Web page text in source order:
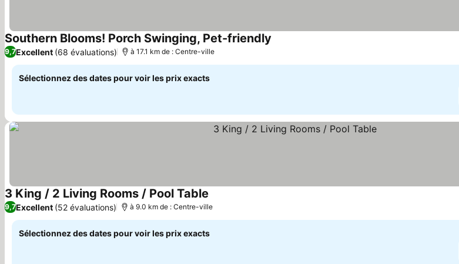
Southern Blooms! Porch Swinging, Pet-friendly
9,7Excellent (68 évaluations) à 17.1 km de : Centre-ville
Sélectionnez des dates pour voir les prix exacts
3 King / 2 Living Rooms / Pool Table
9,7Excellent (52 évaluations) à 9.0 km de : Centre-ville
Sélectionnez des dates pour voir les prix exacts